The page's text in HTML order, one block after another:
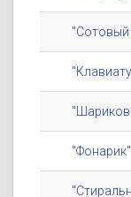
"Сотовый
"Фонарик"